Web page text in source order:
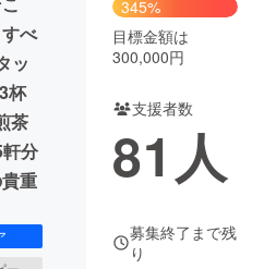
税machi-ya コミュニティ
べ
ッ
杯
茶
分
重
345%
目標金額は
300,000円
支援者数
81 人
募集終了まで残
り